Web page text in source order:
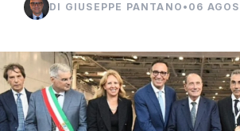
DI GIUSEPPE PANTANO • 06